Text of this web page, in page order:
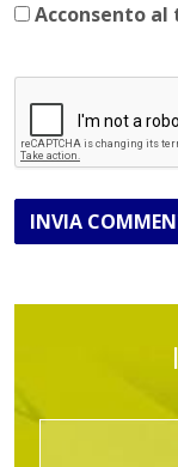
Acconsento
INVIA